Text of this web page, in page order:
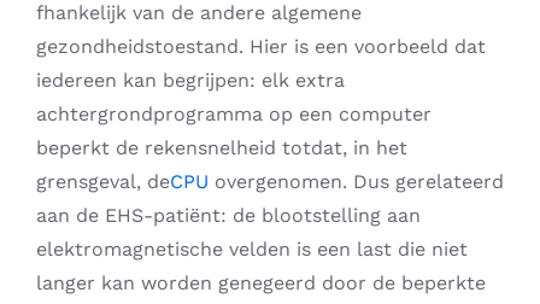
fhankelijk van de andere algemene
gezondheidstoestand. Hier is een voorbeeld dat
iedereen kan begrijpen: elk extra
achtergrondprogramma op een computer
beperkt de rekensnelheid totdat, in het
grensgeval, deCPU overgenomen. Dus gerelateerd
aan de EHS-patiënt: de blootstelling aan
elektromagnetische velden is een last die niet
langer kan worden genegeerd door de beperkte